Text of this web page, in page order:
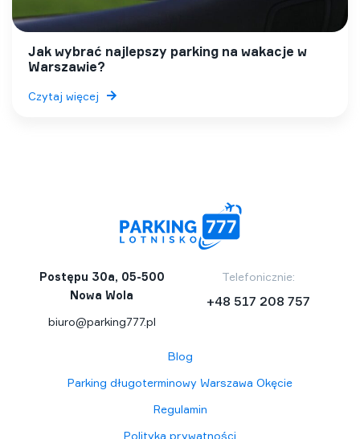
Jak wybrać najlepszy parking na wakacje w
Warszawie?
Czytaj więcej
Postępu 30a, 05-500
Nowa Wola
biuro@parking777.pl
Telefonicznie:
+48 517 208 757
Blog
Parking długoterminowy Warszawa Okęcie
Regulamin
Polityka prywatności